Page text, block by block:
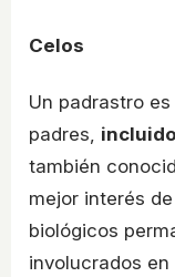
Celos
Un padrastro
padres,
también
mejor interés
biológicos
involucrados en